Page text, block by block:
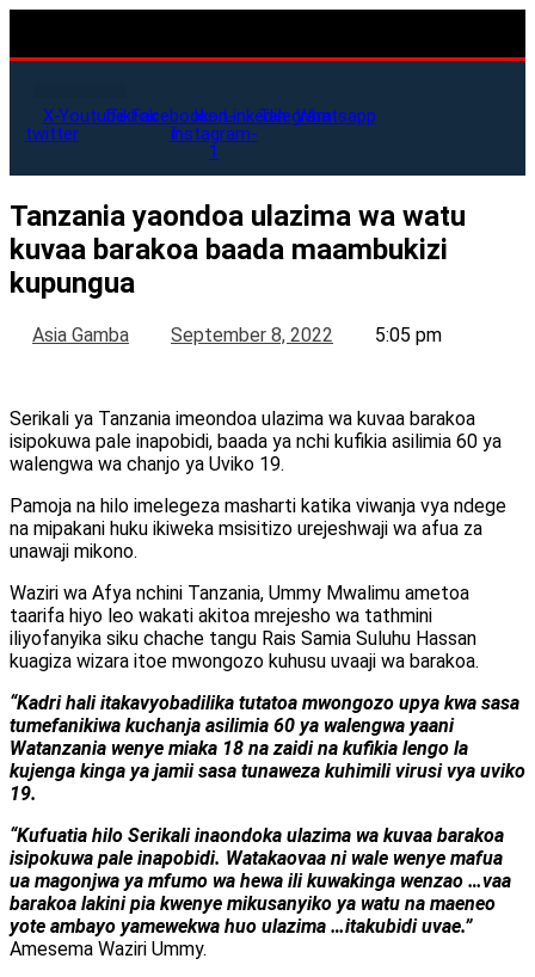
X-
twitter
YoutubeTiktokFacebook-
f
Icon-
instagram-
1
LinkedinTelegramWhatsapp
Tanzania yaondoa ulazima wa watu
kuvaa barakoa baada maambukizi
kupungua
Asia Gamba September 8, 2022 5:05 pm
Serikali ya Tanzania imeondoa ulazima wa kuvaa barakoa
isipokuwa pale inapobidi, baada ya nchi kufikia asilimia 60 ya
walengwa wa chanjo ya Uviko 19.
Pamoja na hilo imelegeza masharti katika viwanja vya ndege
na mipakani huku ikiweka msisitizo urejeshwaji wa afua za
unawaji mikono.
Waziri wa Afya nchini Tanzania, Ummy Mwalimu ametoa
taarifa hiyo leo wakati akitoa mrejesho wa tathmini
iliyofanyika siku chache tangu Rais Samia Suluhu Hassan
kuagiza wizara itoe mwongozo kuhusu uvaaji wa barakoa.
“Kadri hali itakavyobadilika tutatoa mwongozo upya kwa sasa
tumefanikiwa kuchanja asilimia 60 ya walengwa yaani
Watanzania wenye miaka 18 na zaidi na kufikia lengo la
kujenga kinga ya jamii sasa tunaweza kuhimili virusi vya uviko
19.
“Kufuatia hilo Serikali inaondoka ulazima wa kuvaa barakoa
isipokuwa pale inapobidi. Watakaovaa ni wale wenye mafua
ua magonjwa ya mfumo wa hewa ili kuwakinga wenzao …vaa
barakoa lakini pia kwenye mikusanyiko ya watu na maeneo
yote ambayo yamewekwa huo ulazima …itakubidi uvae.”
Amesema Waziri Ummy.